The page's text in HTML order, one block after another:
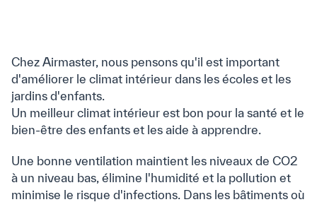
Chez Airmaster, nous pensons qu'il est important
d'améliorer le climat intérieur dans les écoles et les
jardins d'enfants.
Un meilleur climat intérieur est bon pour la santé et le
bien-être des enfants et les aide à apprendre.
Une bonne ventilation maintient les niveaux de CO2
à un niveau bas, élimine l'humidité et la pollution et
minimise le risque d'infections. Dans les bâtiments où